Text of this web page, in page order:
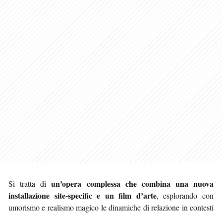
Si tratta diun’opera complessa che combina una nuova
installazione site-specific e un film d’arte, esplorando con
umorismo e realismo magico le dinamiche di relazione in contesti